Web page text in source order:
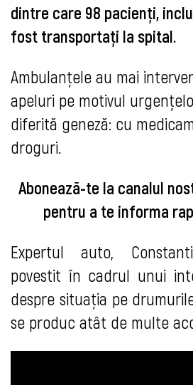
dintre care 98 pacienți,
fost transportați la spital.
Ambulanțele au mai
apeluri pe motivul
diferită geneză: cu
droguri.
Abonează-te la canalul
pentru a te informa
Expertul auto,
povestit în cadrul unui
despre situația pe
se produc atât de multe